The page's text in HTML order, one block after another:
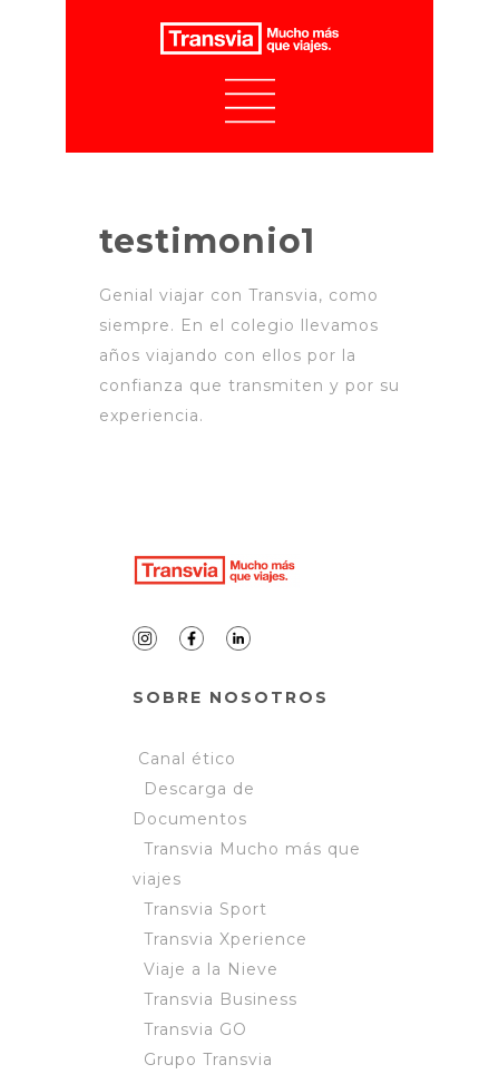
testimonio1
Genial viajar con Transvia, como
siempre. En el colegio llevamos
años viajando con ellos por la
confianza que transmiten y por su
experiencia.
SOBRE NOSOTROS
Canal ético
Descarga de
Documentos
Transvia Mucho más que
viajes
Transvia Sport
Transvia Xperience
Viaje a la Nieve
Transvia Business
Transvia GO
Grupo Transvia